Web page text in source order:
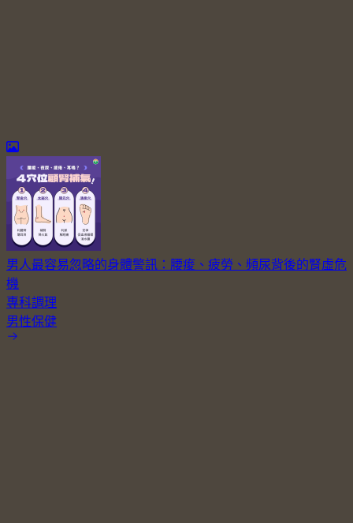
男人最容易忽略的身體警訊：腰痠、疲勞、頻尿背後的腎虛危
機
專科調理
男性保健